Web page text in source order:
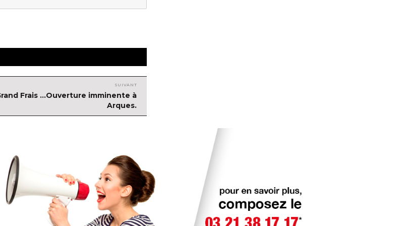
SUIVANT
Frais …Ouverture imminente à
Arques.